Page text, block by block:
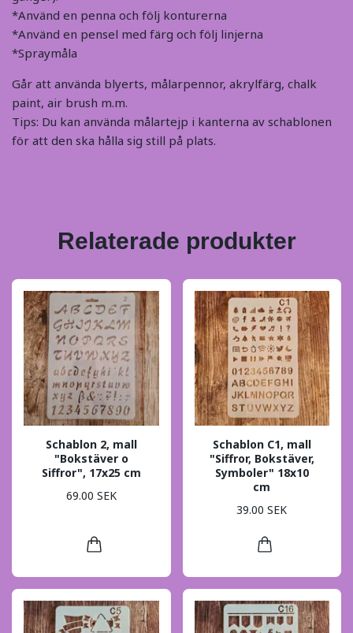
*Använd en penna och följ konturerna
*Använd en pensel med färg och följ linjerna
*Spraymåla
Går att använda blyerts, målarpennor, akrylfärg, chalk
paint, air brush m.m.
Tips: Du kan använda målartejp i kanterna av schablonen
för att den ska hålla sig still på plats.
Relaterade produkter
Schablon 2, mall
"Bokstäver o
Siffror", 17x25 cm
69.00 SEK
Schablon C1, mall
"Siffror, Bokstäver,
Symboler" 18x10
cm
39.00 SEK